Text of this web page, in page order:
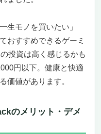
生モノを買いたい」
すすめできるゲーミ
投資は高く感じるかも
円以下。健康と快適
価値があります。
のメリット・デメ